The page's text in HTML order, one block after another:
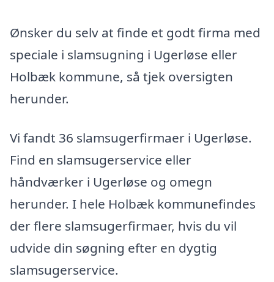
Ønsker du selv at finde et godt firma med
speciale i slamsugning i Ugerløse eller
Holbæk kommune, så tjek oversigten
herunder.
Vi fandt 36 slamsugerfirmaer i Ugerløse.
Find en slamsugerservice eller
håndværker i Ugerløse og omegn
herunder. I hele Holbæk kommunefindes
der flere slamsugerfirmaer, hvis du vil
udvide din søgning efter en dygtig
slamsugerservice.